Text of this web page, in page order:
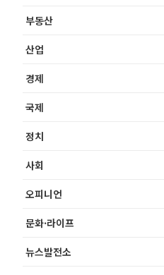
부동산
산업
경제
국제
정치
사회
오피니언
문화·라이프
뉴스발전소